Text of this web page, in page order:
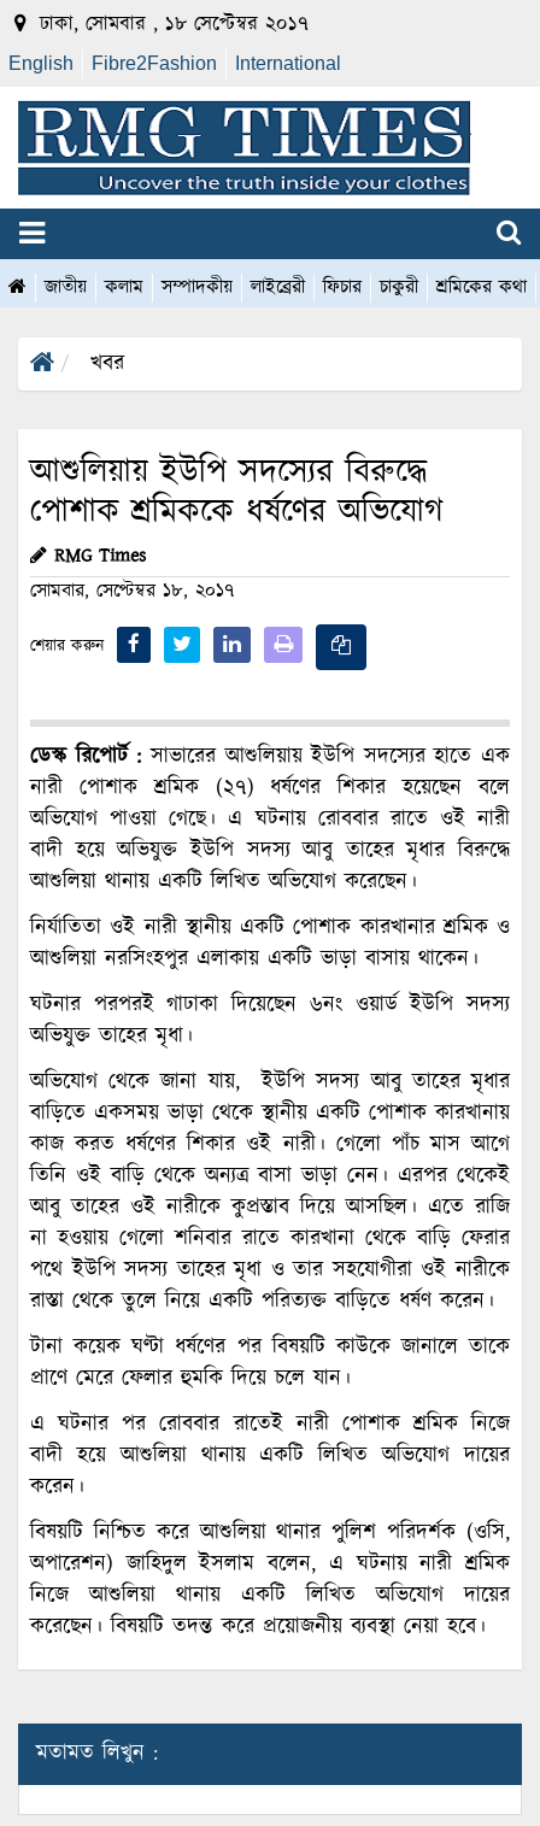
ঢাকা, সোমবার , ১৮ সেপ্টেম্বর ২০১৭
English Fibre2Fashion International
জাতীয় কলাম সম্পাদকীয় লাইব্রেরী ফিচার চাকুরী শ্রমিকের কথা
খবর
আশুলিয়ায় ইউপি সদস্যের বিরুদ্ধে
পোশাক শ্রমিককে ধর্ষণের অভিযোগ
RMG Times
সোমবার, সেপ্টেম্বর ১৮, ২০১৭
শেয়ার করুন
ডেস্ক রিপোর্ট : সাভারের আশুলিয়ায় ইউপি সদস্যের হাতে এক
নারী পোশাক শ্রমিক (২৭) ধর্ষণের শিকার হয়েছেন বলে
অভিযোগ পাওয়া গেছে। এ ঘটনায় রোববার রাতে ওই নারী
বাদী হয়ে অভিযুক্ত ইউপি সদস্য আবু তাহের মৃধার বিরুদ্ধে
আশুলিয়া থানায় একটি লিখিত অভিযোগ করেছেন।
নির্যাতিতা ওই নারী স্থানীয় একটি পোশাক কারখানার শ্রমিক ও
আশুলিয়া নরসিংহপুর এলাকায় একটি ভাড়া বাসায় থাকেন।
ঘটনার পরপরই গাঢাকা দিয়েছেন ৬নং ওয়ার্ড ইউপি সদস্য
অভিযুক্ত তাহের মৃধা।
অভিযোগ থেকে জানা যায়, ইউপি সদস্য আবু তাহের মৃধার
বাড়িতে একসময় ভাড়া থেকে স্থানীয় একটি পোশাক কারখানায়
কাজ করত ধর্ষণের শিকার ওই নারী। গেলো পাঁচ মাস আগে
তিনি ওই বাড়ি থেকে অন্যত্র বাসা ভাড়া নেন। এরপর থেকেই
আবু তাহের ওই নারীকে কুপ্রস্তাব দিয়ে আসছিল। এতে রাজি
না হওয়ায় গেলো শনিবার রাতে কারখানা থেকে বাড়ি ফেরার
পথে ইউপি সদস্য তাহের মৃধা ও তার সহযোগীরা ওই নারীকে
রাস্তা থেকে তুলে নিয়ে একটি পরিত্যক্ত বাড়িতে ধর্ষণ করেন।
টানা কয়েক ঘণ্টা ধর্ষণের পর বিষয়টি কাউকে জানালে তাকে
প্রাণে মেরে ফেলার হুমকি দিয়ে চলে যান।
এ ঘটনার পর রোববার রাতেই নারী পোশাক শ্রমিক নিজে
বাদী হয়ে আশুলিয়া থানায় একটি লিখিত অভিযোগ দায়ের
করেন।
বিষয়টি নিশ্চিত করে আশুলিয়া থানার পুলিশ পরিদর্শক (ওসি,
অপারেশন) জাহিদুল ইসলাম বলেন, এ ঘটনায় নারী শ্রমিক
নিজে আশুলিয়া থানায় একটি লিখিত অভিযোগ দায়ের
করেছেন। বিষয়টি তদন্ত করে প্রয়োজনীয় ব্যবস্থা নেয়া হবে।
মতামত লিখুন :